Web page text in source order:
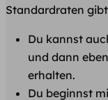
Standardraten
Du kannst
und dann
erhalten. ​
Du beginnst